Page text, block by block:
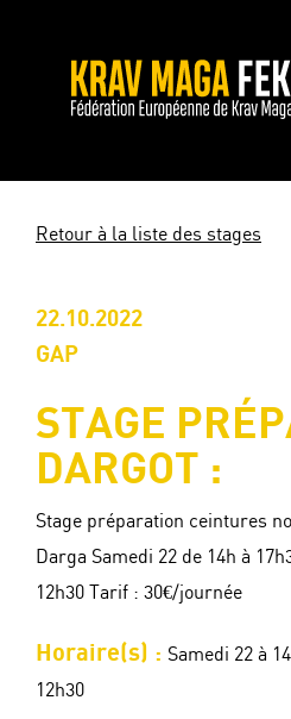
Retour à la liste des stages
22.10.2022
GAP
STAGE
DARGOT :
Stage préparation ceintures
Darga Samedi 22 de 14h à
12h30 Tarif : 30€/journée
Horaire(s) : Samedi 22 à
12h30